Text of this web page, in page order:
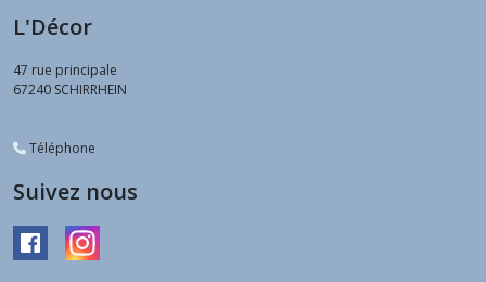
L'Décor
47 rue principale
67240 SCHIRRHEIN
Téléphone
Suivez nous